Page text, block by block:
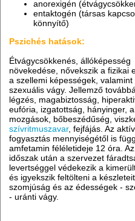
anorexigén
entaktogén (társas
könnyítő)
Pszichés hatások:
Étvágycsökkenés, állóképesség
növekedése, nővekszik a fizikai
a szellemi képességek, valamint
szexuális vágy. Jellemző
légzés, magabiztosság,
eufória, izgatottság, hányinger,
mozgások, bőbeszédűség,
szívritmuszavar, fejfájás. Az
fogyasztás mennyiségétől is
amfetamin féléletideje 12 óra.
időszak után a szervezet
levertséggel védekezik a
és igyekszik feltölteni a
szomjúság és az édességek -
- uránti vágy.